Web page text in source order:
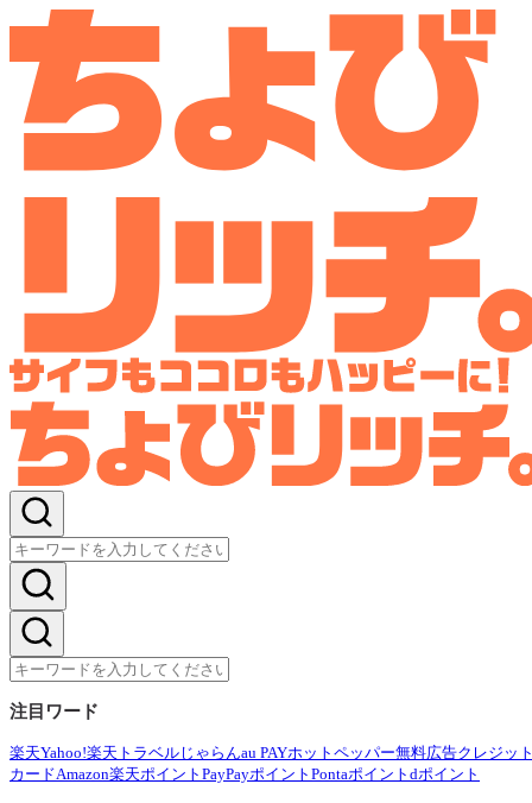
注目ワード
楽天Yahoo!楽天トラベル じゃらんau PAYホットペッパー無料広告クレジッ
カードAmazon楽天ポイント PayPayポイント Pontaポイント dポイント